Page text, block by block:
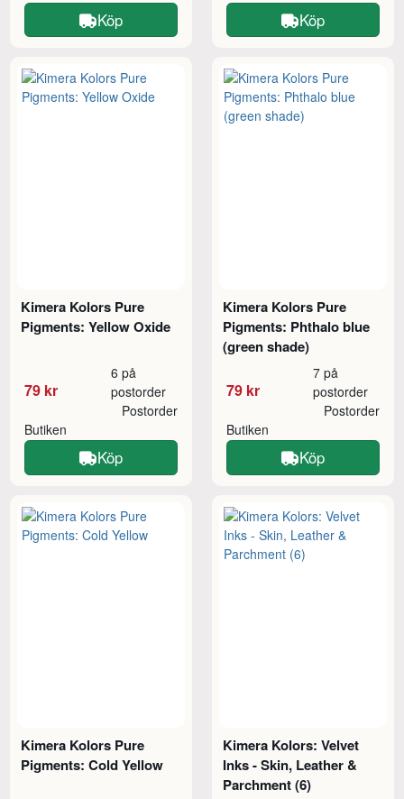
Köp Köp
Kimera Kolors Pure
Pigments: Yellow Oxide
79 kr
6 på
postorder
Butiken
Postorder
Köp
Kimera Kolors Pure
Pigments: Phthalo blue
(green shade)
79 kr
7 på
postorder
Butiken
Postorder
Köp
Kimera Kolors Pure
Pigments: Cold Yellow
Kimera Kolors: Velvet
Inks - Skin, Leather &
Parchment (6)